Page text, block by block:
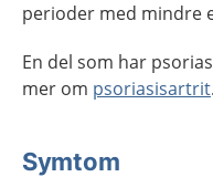
perioder med mindre
En del som har
mer om psoriasisartrit.
Symtom